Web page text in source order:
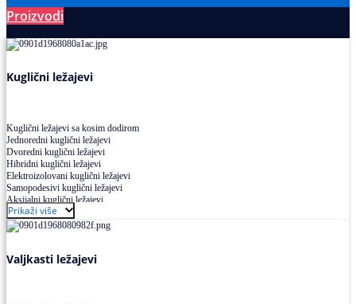
Proizvodi
Kuglični ležajevi
Kuglični ležajevi sa kosim dodirom
Jednoredni kuglični ležajevi
Dvoredni kuglični ležajevi
Hibridni kuglični ležajevi
Elektroizolovani kuglični ležajevi
Samopodesivi kuglični ležajevi
Aksijalni kuglični ležajevi
Kuglični ležajevi od nerđajućeg čelika
Prikaži više
Valjkasti ležajevi